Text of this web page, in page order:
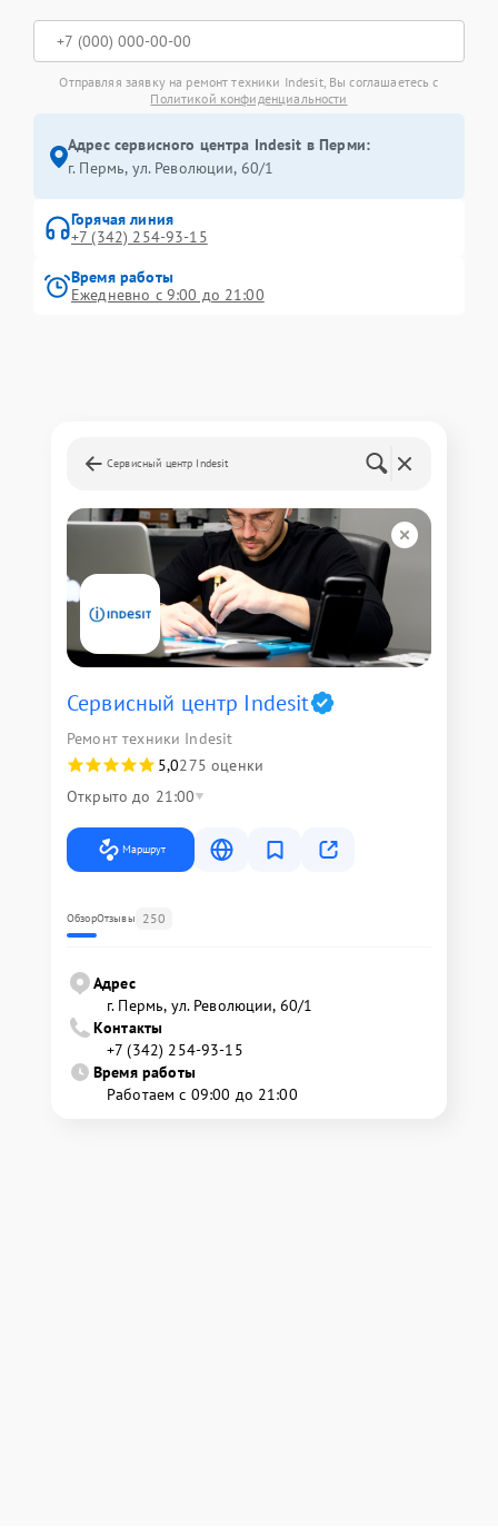
Отправляя заявку на ремонт техники Indesit, Вы соглашаетесь с
Политикой конфиденциальности
Адрес сервисного центра Indesit в Перми:
г. Пермь, ул. ​Революции, 60/1
Горячая линия
+7 (342) 254-93-15
Время работы
Ежедневно с 9:00 до 21:00
Сервисный центр Indesit
Сервисный центр Indesit
Ремонт техники Indesit
5,0275 оценки
Открыто до 21:00
Маршрут
ОбзорОтзывы 250
Адрес
г. Пермь, ул. ​Революции, 60/1
Контакты
+7 (342) 254-93-15
Время работы
Работаем с 09:00 до 21:00